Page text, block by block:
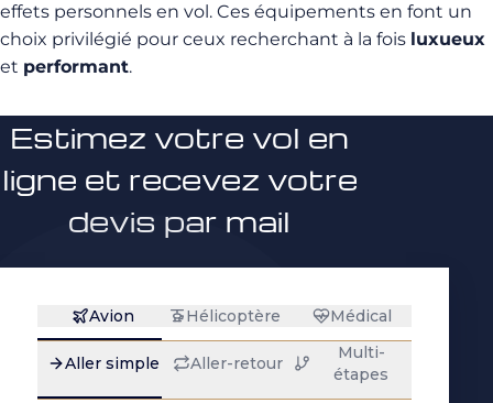
effets personnels en vol. Ces équipements en font un
choix privilégié pour ceux recherchant à la fois luxueux
et performant.
Estimez votre vol en
ligne et recevez votre
devis par mail